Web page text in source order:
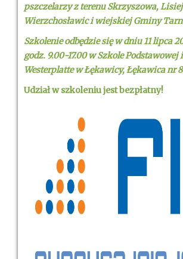
pszczelarzy z terenu Skrzyszowa, Lisiej
Wierzchosławic i wiejskiej Gminy
Szkolenie odbędzie się w dniu 11 lipca
godz. 9.00-17.00 w Szkole
Westerplatte w Łękawicy, Łękawica nr
Udział w szkoleniu jest bezpłatny!